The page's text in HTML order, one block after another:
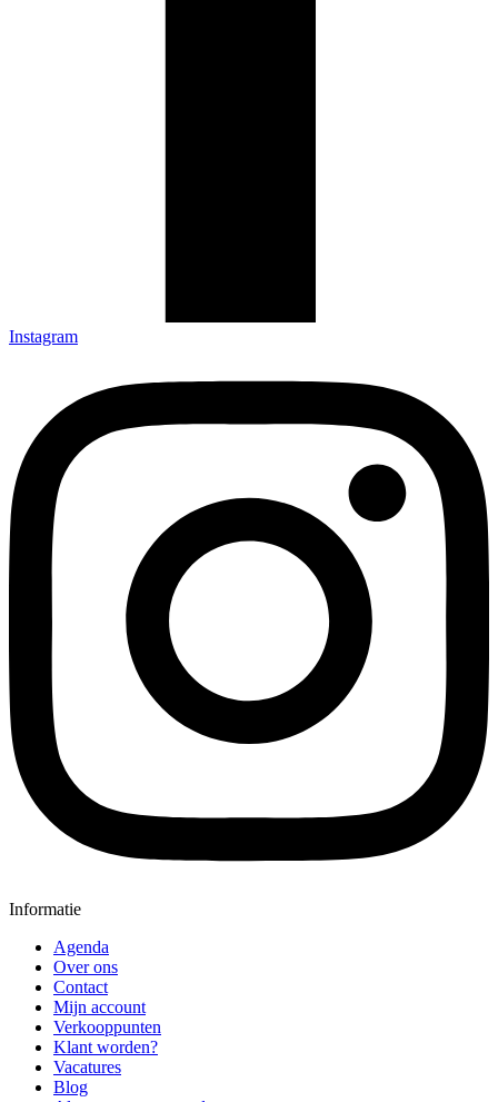
Instagram
Informatie
Agenda
Over ons
Contact
Mijn account
Verkooppunten
Klant worden?
Vacatures
Blog